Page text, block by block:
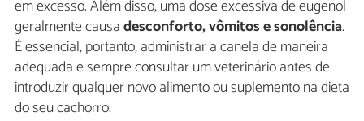
em excesso. Além disso, uma dose excessiva de eugenol
geralmente causadesconforto, vômitos e sonolência.
É essencial, portanto, administrar a canela de maneira
adequada e sempre consultar um veterinário antes de
introduzir qualquer novo alimento ou suplemento na dieta
do seu cachorro.